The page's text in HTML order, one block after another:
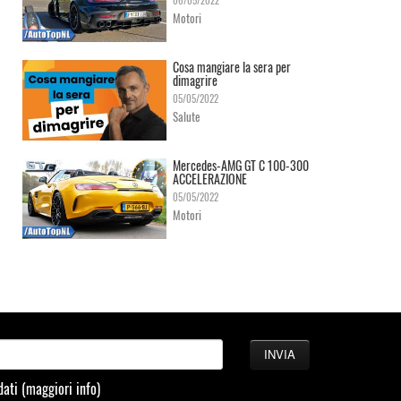
Motori
Cosa mangiare la sera per
dimagrire
05/05/2022
Salute
Mercedes-AMG GT C 100-300
ACCELERAZIONE
05/05/2022
Motori
(maggiori info)